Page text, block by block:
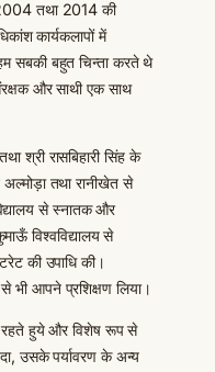
तथा 2014 की
कार्यकलापों में
हम सबकी बहुत चिन्ता करते थे
और साथी एक साथ
श्री रासबिहारी सिंह के
तथा रानीखेत से
से स्नातक और
विश्वविद्यालय से
की उपाधि की।
भी आपने प्रशिक्षण लिया।
हुये और विशेष रूप से
उसके पर्यावरण के अन्य